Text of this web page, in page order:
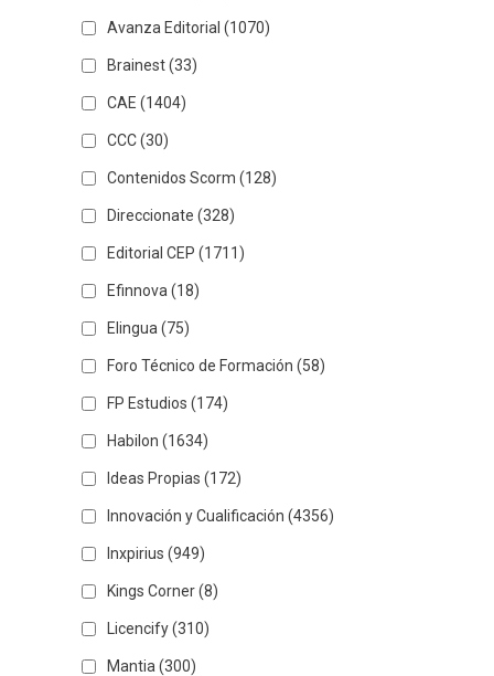
Avanza Editorial (1070)
Brainest(33)
CAE (1404)
CCC(30)
Contenidos Scorm (128)
Direccionate (328)
Editorial CEP (1711)
Efinnova (18)
Elingua (75)
Foro Técnico de Formación (58)
FP Estudios (174)
Habilon (1634)
Ideas Propias (172)
Innovación y Cualificación (4356)
Inxpirius (949)
Kings Corner(8)
Licencify(310)
Mantia (300)